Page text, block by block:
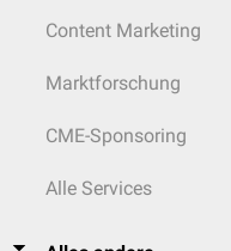
Content Marketing
Marktforschung
CME-Sponsoring
Alle Services